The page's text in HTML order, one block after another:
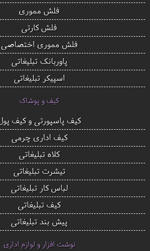
فلش مموری
فلش کارتی
فلش مموری اختصاصی
پاوربانک تبلیغاتی
اسپیکر تبلیغاتی
کیف و پوشاک
کیف پاسپورتی و کیف
کیف اداری چرمی
کلاه تبلیغاتی
تیشرت تبلیغاتی
لباس کار تبلیغاتی
کیف تبلیغاتی
پیش بند تبلیغاتی
نوشت افزار و لوازم اداری